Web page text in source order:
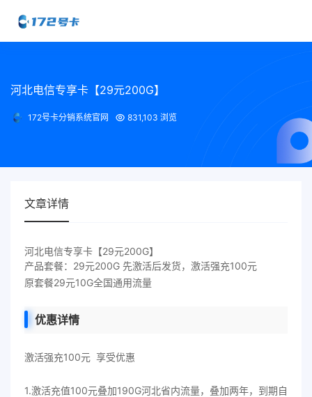
河北电信专享卡【29元200G】
172号卡分销系统官网 831,103 浏览
文章详情
河北电信专享卡【29元200G】
产品套餐：29元200G 先激活后发货，激活强充100元
原套餐29元10G全国通用流量
优惠详情
激活强充100元 享受优惠
1.激活充值100元叠加190G河北省内流量，叠加两年，到期自